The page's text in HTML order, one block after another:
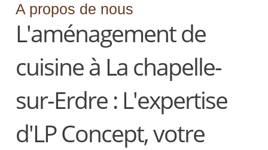
A propos de nous
L'aménagement de
cuisine à La chapelle-
sur-Erdre : L'expertise
d'LP Concept, votre